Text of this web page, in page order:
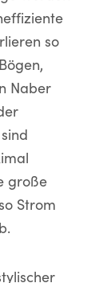
so
Naber
große
Strom